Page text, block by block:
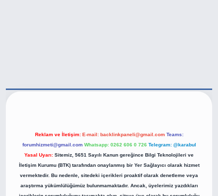
Reklam ve İletişim: E-mail: backlinkpaneli@gmail.com Teams:
forumhizmeti@gmail.com Whatsapp: 0262 606 0 726 Telegram: @karabul
Yasal Uyarı: Sitemiz, 5651 Sayılı Kanun gereğince Bilgi Teknolojileri ve
İletişim Kurumu (BTK) tarafından onaylanmış bir Yer Sağlayıcı olarak hizmet
vermektedir. Bu nedenle, sitedeki içerikleri proaktif olarak denetleme veya
araştırma yükümlülüğümüz bulunmamaktadır. Ancak, üyelerimiz yazdıkları